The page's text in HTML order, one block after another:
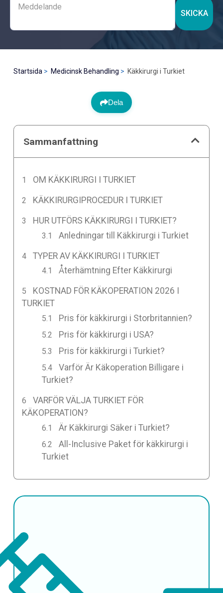
SKICKA
Startsida Medicinsk Behandling Käkkirurgi i Turkiet
Dela
Sammanfattning
OM KÄKKIRURGI I TURKIET
KÄKKIRURGIPROCEDUR I TURKIET
HUR UTFÖRS KÄKKIRURGI I TURKIET?
Anledningar till Käkkirurgi i Turkiet
TYPER AV KÄKKIRURGI I TURKIET
Återhämtning Efter Käkkirurgi
KOSTNAD FÖR KÄKOPERATION 2026 I
TURKIET
Pris för käkkirurgi i Storbritannien?
Pris för käkkirurgi i USA?
Pris för käkkirurgi i Turkiet?
Varför Är Käkoperation Billigare i
Turkiet?
VARFÖR VÄLJA TURKIET FÖR
KÄKOPERATION?
Är Käkkirurgi Säker i Turkiet?
All-Inclusive Paket för käkkirurgi i
Turkiet